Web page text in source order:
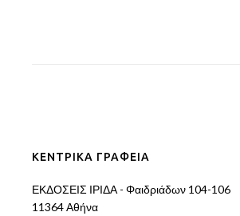
ΚΕΝΤΡΙΚΑ ΓΡΑΦΕΙΑ
ΕΚΔΟΣΕΙΣ ΙΡΙΔΑ - Φαιδριάδων 104-106
11364 Αθήνα